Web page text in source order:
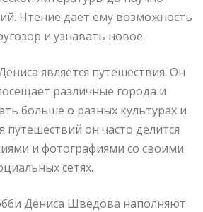
Чтение дает ему возможность
и узнавать новое.
является путешествия. Он
различные города и
больше о разных культурах и
путешествий он часто делится
и фотографиями со своими
сетях.
Дениса Шведова наполняют